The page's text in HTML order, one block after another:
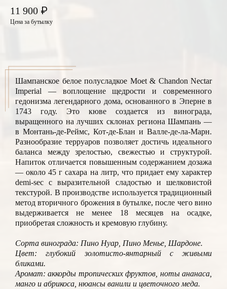
11 900 ₽
Цена за бутылку
Шампанское белое полусладкое Moet & Chandon Nectar
Imperial — воплощение щедрости и современного
гедонизма легендарного дома, основанного в Эперне в
1743 году. Это кюве создается из винограда,
выращенного на лучших склонах региона Шампань —
в Монтань-де-Реймс, Кот-де-Блан и Валле-де-ла-Марн.
Разнообразие терруаров позволяет достичь идеального
баланса между зрелостью, свежестью и структурой.
Напиток отличается повышенным содержанием дозажа
— около 45 г сахара на литр, что придает ему характер
demi-sec с выразительной сладостью и шелковистой
текстурой. В производстве используется традиционный
метод вторичного брожения в бутылке, после чего вино
выдерживается не менее 18 месяцев на осадке,
приобретая сложность и кремовую глубину.
Сорта винограда: Пино Нуар, Пино Менье, Шардоне.
Цвет: глубокий золотисто-янтарный с живыми
бликами.
Аромат: аккорды тропических фруктов, ноты ананаса,
манго и абрикоса, нюансы ванили и цветочного меда.